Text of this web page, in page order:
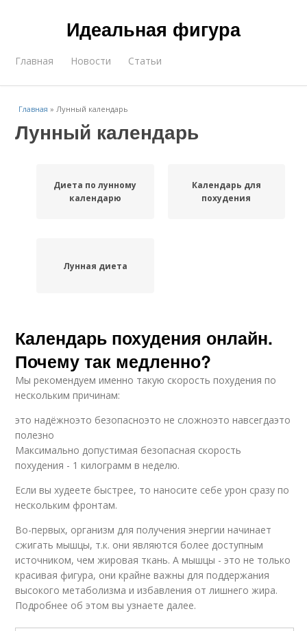
Идеальная фигура
Главная Новости Статьи
Главная »Лунный календарь
Лунный календарь
Диета по лунному
календарю
Календарь для
похудения
Лунная диета
Календарь похудения онлайн.
Почему так медленно?
Мы рекомендуем именно такую скорость похудения по
нескольким причинам:
это надёжноэто безопасноэто не сложноэто навсегдаэто
полезно
Максимально допустимая безопасная скорость
похудения - 1 килограмм в неделю.
Если вы худеете быстрее, то наносите себе урон сразу по
нескольким фронтам.
Во-первых, организм для получения энергии начинает
сжигать мышцы, т.к. они являются более доступным
источником, чем жировая ткань. А мышцы - это не только
красивая фигура, они крайне важны для поддержания
высокого метаболизма и избавления от лишнего жира.
Подробнее об этом вы узнаете далее.